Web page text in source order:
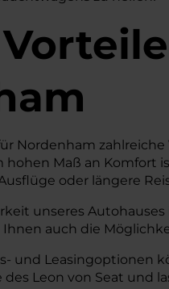
Nordenham
hohen Maß an Komfort
oder längere
unseres
auch die
und Leasingoptionen
Leon von Seat und